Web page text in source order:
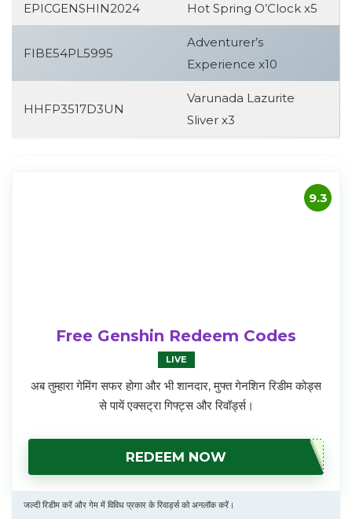
EPICGENSHIN2024 Hot Spring O’Clock x5
FIBE54PL5995
Adventurer’s
Experience x10
HHFP3517D3UN
Varunada Lazurite
Sliver x3
9.3
Free Genshin Redeem Codes
LIVE
अब तुम्हारा गेमिंग सफर होगा और भी शानदार, मुफ्त गेनशिन रिडीम कोड्स
से पायें एक्सट्रा गिफ्ट्स और रिवॉर्ड्स।
REDEEM NOW
जल्दी रिडीम करें और गेम में विविध प्रकार के रिवार्ड्स को अनलॉक करें।